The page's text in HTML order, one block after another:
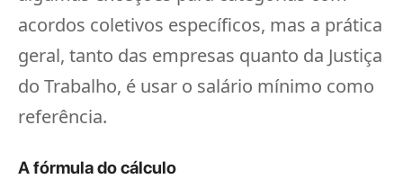
acordos coletivos específicos, mas a prática
geral, tanto das empresas quanto da Justiça
do Trabalho, é usar o salário mínimo como
referência.
A fórmula do cálculo